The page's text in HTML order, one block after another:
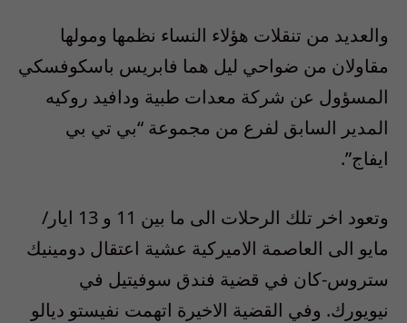
والعديد من تنقلات هؤلاء النساء نظمها ومولها
مقاولان من ضواحي ليل هما فابريس باسكوفسكي
المسؤول عن شركة معدات طبية ودافيد روكيه
المدير السابق لفرع من مجموعة “بي تي بي
ايفاج”.
وتعود اخر تلك الرحلات الى ما بين 11 و 13 ايار/
مايو الى العاصمة الاميركية عشية اعتقال دومينيك
ستروس-كان في قضية فندق سوفيتيل في
نيويورك. وفي القضية الاخيرة اتهمت نفيستو ديالو